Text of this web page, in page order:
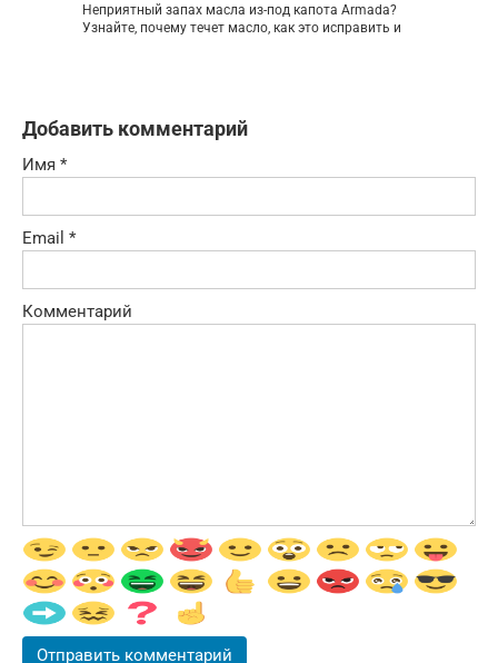
Неприятный запах масла из-под капота Armada?
Узнайте, почему течет масло, как это исправить и
Добавить комментарий
Имя *
Email *
Комментарий